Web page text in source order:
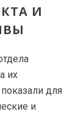
И
их
для
и